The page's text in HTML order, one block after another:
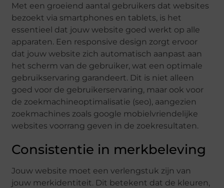
Met een groeiend aantal gebruikers dat websites
bezoekt via smartphones en tablets, is het
essentieel dat jouw website goed werkt op alle
apparaten. Een responsive design zorgt ervoor
dat jouw website zich automatisch aanpast aan
het scherm van de gebruiker, wat een optimale
gebruikservaring garandeert. Dit is niet alleen
goed voor de gebruikerservaring, maar ook voor
de zoekmachineoptimalisatie (seo), aangezien
zoekmachines zoals google mobielvriendelijke
websites voorrang geven in de zoekresultaten.
Consistentie in merkbeleving
Jouw website moet een verlengstuk zijn van
jouw merkidentiteit. Dit betekent dat de kleuren,